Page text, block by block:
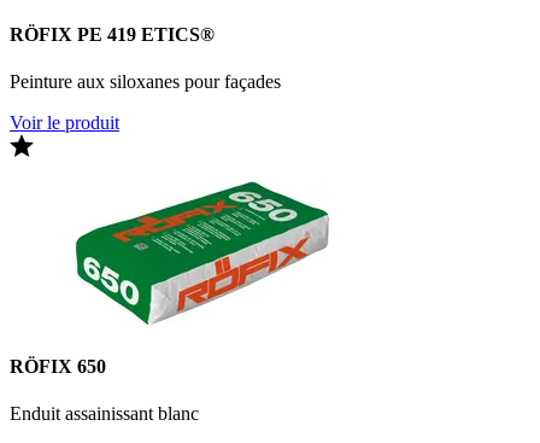
RÖFIX PE 419 ETICS®
Peinture aux siloxanes pour façades
Voir le produit
RÖFIX 650
Enduit assainissant blanc